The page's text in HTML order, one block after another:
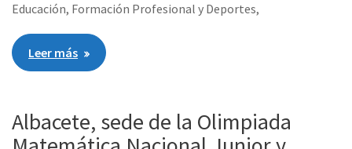
Educación, Formación Profesional y Deportes,
Leer más
Albacete, sede de la Olimpiada